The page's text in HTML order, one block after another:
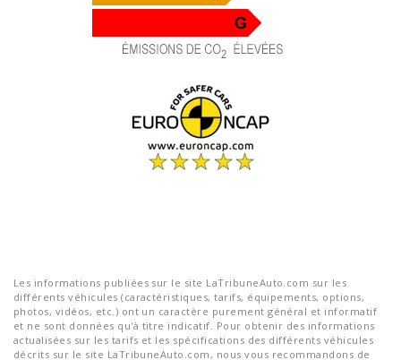
Les informations publiées sur le site LaTribuneAuto.com sur les
différents véhicules (caractéristiques, tarifs, équipements, options,
photos, vidéos, etc.) ont un caractère purement général et informatif
et ne sont données qu'à titre indicatif. Pour obtenir des informations
actualisées sur les tarifs et les spécifications des différents véhicules
décrits sur le site LaTribuneAuto.com, nous vous recommandons de